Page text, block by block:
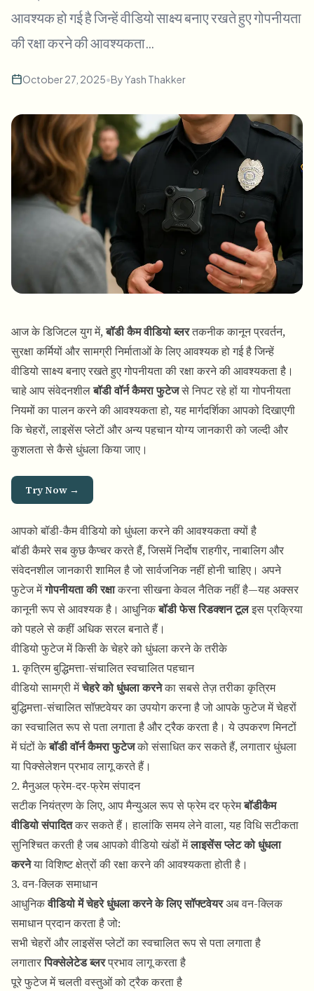
फेस स्वैप - वीडियो
वीडियो इंटेलिजेंस
बल्क वीडियो ब्लर
एक साथ कई वीडियो प्रोसेस करें
बल्क चेहरा ब्लर
हाई-थ्रूपुट पाइपलाइन
एंटरप्राइज़ ज़ोन, नीतियां और समीक्षा
अपलोड, जॉब्स और वेबहुक ऑटोमेट करें
संपर्क फ़ॉर्म
वीडियो इंटेलिजेंस
बल्क बैकग्राउंड रिमूवल
आवश्यक हो गई है जिन्हें वीडियो साक्ष्य बनाए रखते हुए गोपनीयता
की रक्षा करने की आवश्यकता…
October 27, 2025•ByYash Thakker
आज के डिजिटल युग में,बॉडी कैम वीडियो ब्लरतकनीक कानून प्रवर्तन,
सुरक्षा कर्मियों और सामग्री निर्माताओं के लिए आवश्यक हो गई है जिन्हें
वीडियो साक्ष्य बनाए रखते हुए गोपनीयता की रक्षा करने की आवश्यकता है।
चाहे आप संवेदनशीलबॉडी वॉर्न कैमरा फुटेजसे निपट रहे हों या गोपनीयता
नियमों का पालन करने की आवश्यकता हो, यह मार्गदर्शिका आपको दिखाएगी
कि चेहरों, लाइसेंस प्लेटों और अन्य पहचान योग्य जानकारी को जल्दी और
कुशलता से कैसे धुंधला किया जाए।
Try Now →
आपको बॉडी-कैम वीडियो को धुंधला करने की आवश्यकता क्यों है
बॉडी कैमरे सब कुछ कैप्चर करते हैं, जिसमें निर्दोष राहगीर, नाबालिग और
संवेदनशील जानकारी शामिल है जो सार्वजनिक नहीं होनी चाहिए। अपने
फुटेज मेंगोपनीयता की रक्षाकरना सीखना केवल नैतिक नहीं है—यह अक्सर
कानूनी रूप से आवश्यक है। आधुनिकबॉडी फेस रिडक्शन टूलइस प्रक्रिया
को पहले से कहीं अधिक सरल बनाते हैं।
वीडियो फुटेज में किसी के चेहरे को धुंधला करने के तरीके
1. कृत्रिम बुद्धिमत्ता-संचालित स्वचालित पहचान
वीडियो सामग्री मेंचेहरे को धुंधला करनेका सबसे तेज़ तरीका कृत्रिम
बुद्धिमत्ता-संचालित सॉफ़्टवेयर का उपयोग करना है जो आपके फुटेज में चेहरों
का स्वचालित रूप से पता लगाता है और ट्रैक करता है। ये उपकरण मिनटों
में घंटों केबॉडी वॉर्न कैमरा फुटेजको संसाधित कर सकते हैं, लगातार धुंधला
या पिक्सेलेशन प्रभाव लागू करते हैं।
2. मैनुअल फ्रेम-दर-फ्रेम संपादन
सटीक नियंत्रण के लिए, आप मैन्युअल रूप से फ्रेम दर फ्रेमबॉडीकैम
वीडियो संपादितकर सकते हैं। हालांकि समय लेने वाला, यह विधि सटीकता
सुनिश्चित करती है जब आपको वीडियो खंडों मेंलाइसेंस प्लेट को धुंधला
करनेया विशिष्ट क्षेत्रों की रक्षा करने की आवश्यकता होती है।
3. वन-क्लिक समाधान
आधुनिकवीडियो में चेहरे धुंधला करने के लिए सॉफ्टवेयरअब वन-क्लिक
समाधान प्रदान करता है जो:
सभी चेहरों और लाइसेंस प्लेटों का स्वचालित रूप से पता लगाता है
लगातारपिक्सेलेटेड ब्लरप्रभाव लागू करता है
पूरे फुटेज में चलती वस्तुओं को ट्रैक करता है